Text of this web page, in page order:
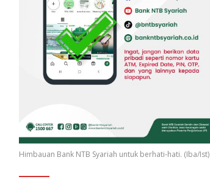
Himbauan Bank NTB Syariah untuk berhati-hati. (Iba/Ist)